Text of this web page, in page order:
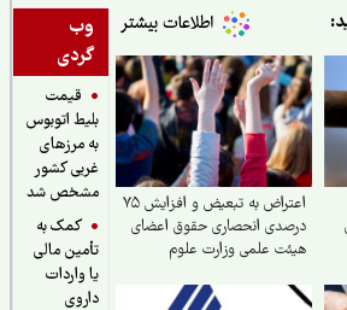
وب
گردی
قیمت
بلیط اتوبوس
به مرزهای
غربی کشور
مشخص شد
کمک به
تأمین مالی
یا واردات
اعتراض به تبعیض و افزایش ۷۵
درصدی انحصاری حقوق اعضای
هیئت علمی وزارت علوم